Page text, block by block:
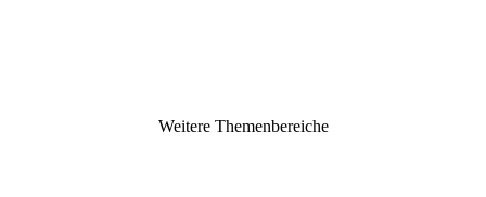
Weitere Themenbereiche